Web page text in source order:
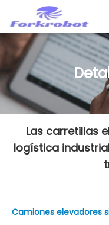
Las carretillas
logística
Camiones elevadores